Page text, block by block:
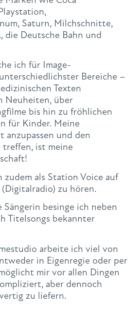
Saturn, Milchschnitte,
die Deutsche Bahn und
ich für Image-
Bereiche –
Texten
Neuheiten, über
bis hin zu fröhlichen
für Kinder. Meine
anzupassen und den
ist meine
zudem als Station Voice auf
zu hören.
Sängerin besinge ich neben
Titelsongs bekannter
arbeite ich viel von
in Eigenregie oder per
mir vor allen Dingen
aber dennoch
zu liefern.